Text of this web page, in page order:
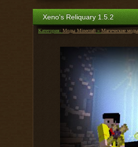
Xeno's Reliquary 1.5.2
Категория: Моды Minecraft » Магические моды